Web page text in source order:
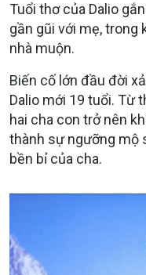
Tuổi thơ của Dalio
gần gũi với mẹ, trong
nhà muộn.
Biến cố lớn đầu đời
Dalio mới 19 tuổi. Từ
hai cha con trở nên
thành sự ngưỡng mộ
bền bỉ của cha.